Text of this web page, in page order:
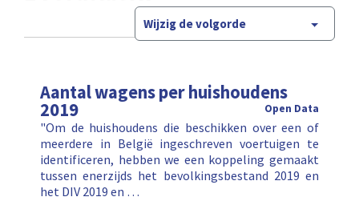
Wijzig de volgorde
Aantal wagens per huishoudens
2019 Open Data
"Om de huishoudens die beschikken over een of
meerdere in België ingeschreven voertuigen te
identificeren, hebben we een koppeling gemaakt
tussen enerzijds het bevolkingsbestand 2019 en
het DIV 2019 en …